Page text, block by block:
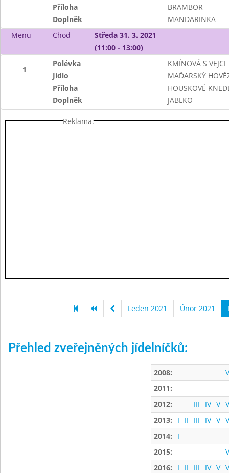
Příloha
BRAMBOR
Doplněk
MANDARINKA
Menu
Chod
Středa 31. 3. 2021
(11:00 - 13:00)
1
Polévka
KMÍNOVÁ S VEJCI
Jídlo
MAĎARSKÝ
Příloha
HOUSKOVÉ
Doplněk
JABLKO
Reklama:
Leden 2021 Únor 2021
Přehled zveřejněných jídelníčků:
2008:
2011:
2012:
III IV V
2013:
I II III IV V
2014:
I
2015:
2016:
I II III IV V